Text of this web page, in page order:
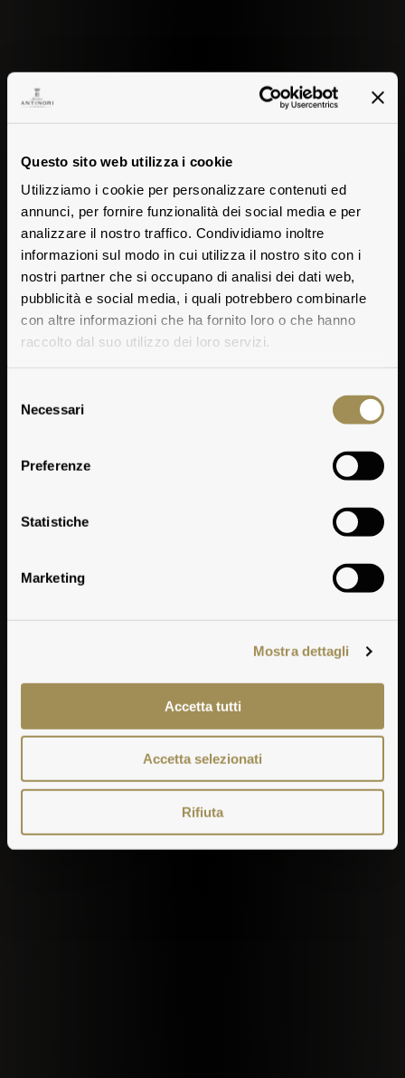
Questo sito web utilizza i cookie
Utilizziamo i cookie per personalizzare contenuti ed
annunci, per fornire funzionalità dei social media e per
analizzare il nostro traffico. Condividiamo inoltre
informazioni sul modo in cui utilizza il nostro sito con i
nostri partner che si occupano di analisi dei dati web,
pubblicità e social media, i quali potrebbero combinarle
con altre informazioni che ha fornito loro o che hanno
raccolto dal suo utilizzo dei loro servizi.
delNecessari
Preferenze
Statistiche
Marketing
Mostra dettagli
Accetta tutti
Accetta selezionati
Rifiuta